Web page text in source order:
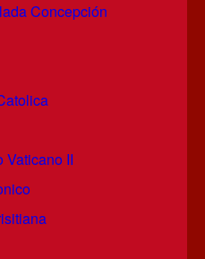
Concepción
Vaticano II